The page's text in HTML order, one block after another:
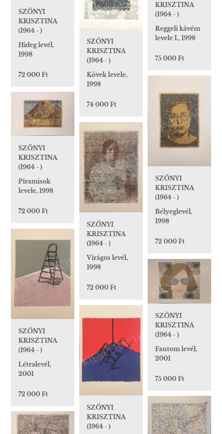
SZŐNYI
KRISZTINA
(1964 - )
Kövek levele,
1998
74 000 Ft
KRISZTINA
(1964 - )
Reggeli kávém
levele I., 1998
75 000 Ft
SZŐNYI
KRISZTINA
(1964 - )
Hideg levél,
1998
72 000 Ft
SZŐNYI
KRISZTINA
(1964 - )
Bélyeglevél,
1998
72 000 Ft
SZŐNYI
KRISZTINA
(1964 - )
Piramisok
levele, 1998
72 000 Ft
SZŐNYI
KRISZTINA
(1964 - )
Virágos levél,
1998
72 000 Ft
SZŐNYI
KRISZTINA
(1964 - )
Létralevél,
2001
72 000 Ft
SZŐNYI
KRISZTINA
(1964 - )
Fantom levél,
2001
75 000 Ft
SZŐNYI
KRISZTINA
(1964 - )